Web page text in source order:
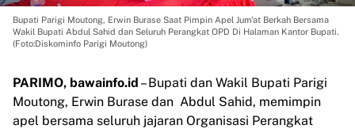
Bupati Parigi Moutong, Erwin Burase Saat Pimpin Apel Jum'at Berkah Bersama
Wakil Bupati Abdul Sahid dan Seluruh Perangkat OPD Di Halaman Kantor Bupati.
(Foto:Diskominfo Parigi Moutong)
PARIMO, bawainfo.id – Bupati dan Wakil Bupati Parigi
Moutong, Erwin Burase dan Abdul Sahid, memimpin
apel bersama seluruh jajaran Organisasi Perangkat